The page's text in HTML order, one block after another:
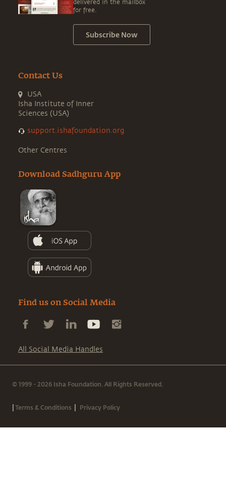
delivered in the mailbox
for free.
Subscribe Now
Contact Us
USA
Isha Institute of Inner
Sciences (USA)
support.ishafoundation.org
Other Centres
Download Sadhguru App
Find us on Social Media
All Social Media Handles
© 1999 - 2026 Isha Foundation. All Rights Reserved.
|Terms & Conditions | Privacy Policy